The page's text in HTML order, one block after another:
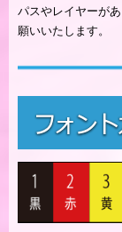
パスやレイヤーが
願いいたします。